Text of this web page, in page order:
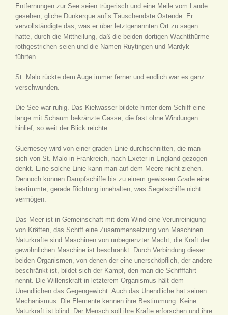
Entfernungen zur See seien trügerisch und eine Meile vom Lande
gesehen, gliche Dunkerque auf’s Täuschendste Ostende. Er
vervollständigte das, was er über letztgenannten Ort zu sagen
hatte, durch die Mittheilung, daß die beiden dortigen Wachtthürme
rothgestrichen seien und die Namen Ruytingen und Mardyk
führten.
St. Malo rückte dem Auge immer ferner und endlich war es ganz
verschwunden.
Die See war ruhig. Das Kielwasser bildete hinter dem Schiff eine
lange mit Schaum bekränzte Gasse, die fast ohne Windungen
hinlief, so weit der Blick reichte.
Guernesey wird von einer graden Linie durchschnitten, die man
sich von St. Malo in Frankreich, nach Exeter in England gezogen
denkt. Eine solche Linie kann man auf dem Meere nicht ziehen.
Dennoch können Dampfschiffe bis zu einem gewissen Grade eine
bestimmte, gerade Richtung innehalten, was Segelschiffe nicht
vermögen.
Das Meer ist in Gemeinschaft mit dem Wind eine Verunreinigung
von Kräften, das Schiff eine Zusammensetzung von Maschinen.
Naturkräfte sind Maschinen von unbegrenzter Macht, die Kraft der
gewöhnlichen Maschine ist beschränkt. Durch Verbindung dieser
beiden Organismen, von denen der eine unerschöpflich, der andere
beschränkt ist, bildet sich der Kampf, den man die Schifffahrt
nennt. Die Willenskraft in letzterem Organismus hält dem
Unendlichen das Gegengewicht. Auch das Unendliche hat seinen
Mechanismus. Die Elemente kennen ihre Bestimmung. Keine
Naturkraft ist blind. Der Mensch soll ihre Kräfte erforschen und ihre